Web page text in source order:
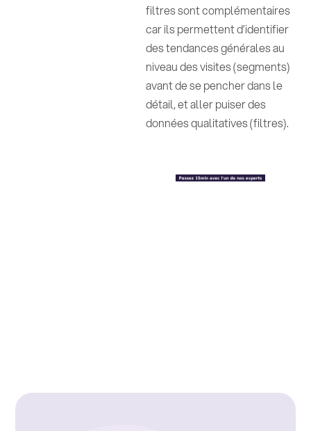
filtres sont complémentaires
car ils permettent d’identifier
des tendances générales au
niveau des visites (segments)
avant de se pencher dans le
détail, et aller puiser des
données qualitatives (filtres).